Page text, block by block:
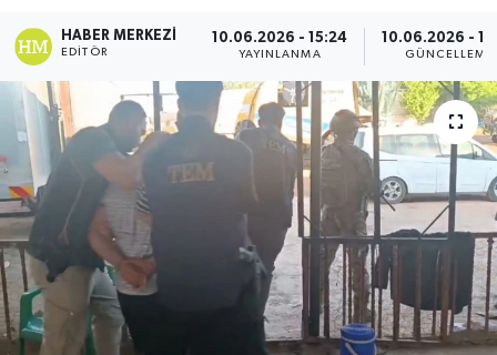
HABER MERKEZI
EDITÖR
10.06.2026 - 15:24
YAYINLANMA
10.06.2026 -
GÜNCELLEME
Eğitim
Ekonomi
Eleman
Emlak
Gündem
Gurme
Haber Arşivi